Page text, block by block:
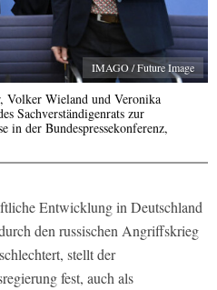
IMAGO / Future Image
Volker Wieland und Veronika
Sachverständigenrats zur
in der Bundespressekonferenz,
Entwicklung in Deutschland
den russischen Angriffskrieg
stellt der
fest, auch als